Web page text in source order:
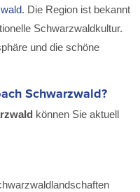
. Die Region ist bekannt
Schwarzwaldkultur.
und die schöne
Schwarzwald?
können Sie aktuell